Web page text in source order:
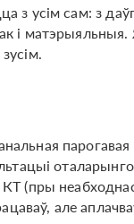
з усім сам: з
і
(пры
але